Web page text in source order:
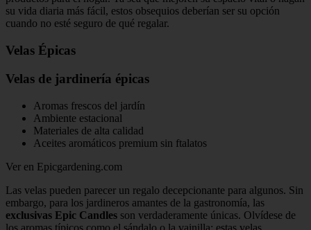
su vida diaria más fácil, estos obsequios deberían ser su opción
cuando no esté seguro de qué regalar.
Velas Épicas
Velas de jardinería épicas
Aromas frescos del jardín
Ambiente estacional
Materiales de alta calidad
Aceites aromáticos premium sin ftalatos
Ver en Epicgardening.com
Las velas pueden parecer un regalo decepcionante para algunos. Sin
embargo, para los jardineros amantes de la gastronomía, las
exclusivas Epic Candles son verdaderamente únicas. Olvídese de
los aromas típicos como el sándalo o la vainilla: estas velas